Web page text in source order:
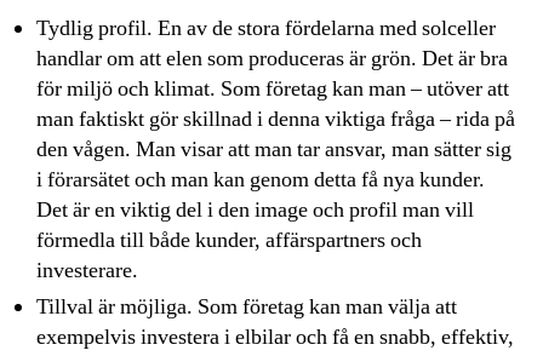
Tydlig profil. En av de stora fördelarna med solceller
handlar om att elen som produceras är grön. Det är bra
för miljö och klimat. Som företag kan man – utöver att
man faktiskt gör skillnad i denna viktiga fråga – rida på
den vågen. Man visar att man tar ansvar, man sätter sig
i förarsätet och man kan genom detta få nya kunder.
Det är en viktig del i den image och profil man vill
förmedla till både kunder, affärspartners och
investerare.
Tillval är möjliga. Som företag kan man välja att
exempelvis investera i elbilar och få en snabb, effektiv,